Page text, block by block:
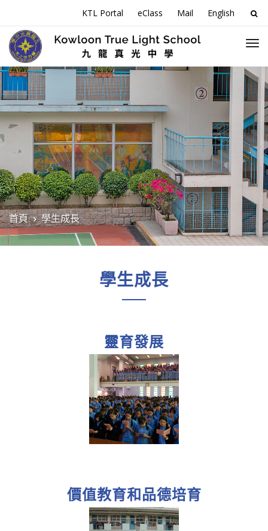
KTL Portal eClass Mail English
搜
尋
關
於
首頁 學生成長
學生成長
靈育發展
價值教育和品德培育